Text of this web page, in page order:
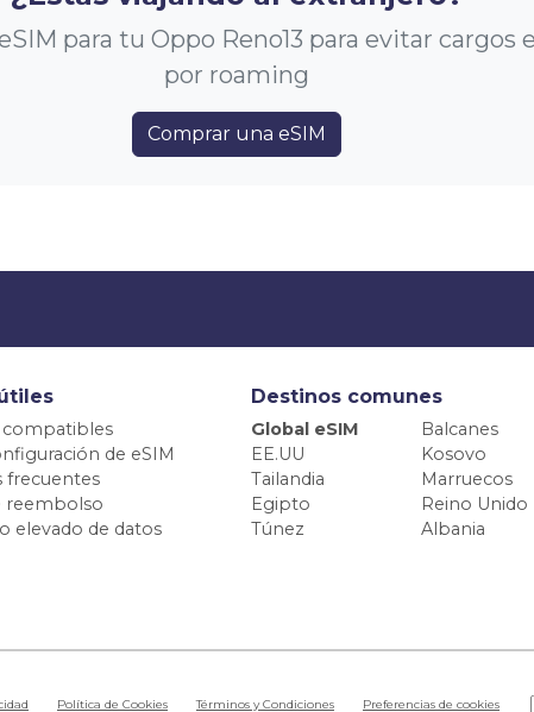
para tu Oppo Reno13 para evitar cargos
por roaming
Comprar una eSIM
compatibles
de eSIM
frecuentes
reembolso
elevado de datos
Destinos comunes
Global eSIM
Balcanes
EE.UU
Kosovo
Tailandia
Marruecos
Egipto
Reino Unido
Túnez
Albania
Política de Cookies Términos y Condiciones Preferencias de cookies